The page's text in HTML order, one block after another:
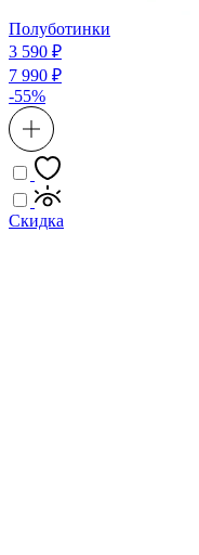
Полуботинки
3 590 ₽
7 990 ₽
-55%
Скидка